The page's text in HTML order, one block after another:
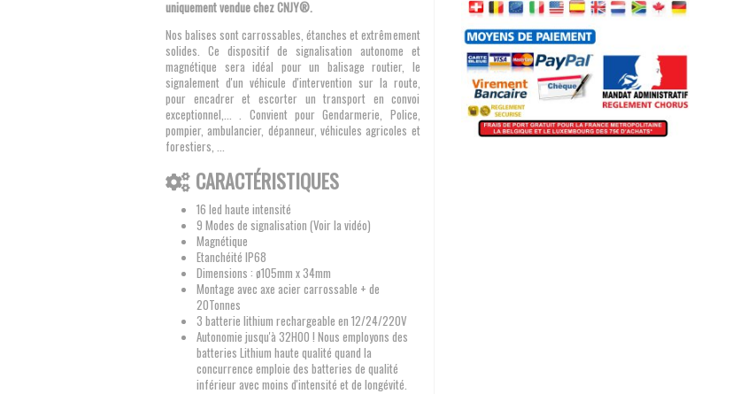
uniquement vendue chez CNJY®.
Nos balises sont carrossables, étanches et extrêmement
solides. Ce dispositif de signalisation autonome et
magnétique sera idéal pour un balisage routier, le
signalement d'un véhicule d'intervention sur la route,
pour encadrer et escorter un transport en convoi
exceptionnel,... . Convient pour Gendarmerie, Police,
pompier, ambulancier, dépanneur, véhicules agricoles et
forestiers, ...
CARACTÉRISTIQUES
16 led haute intensité
9 Modes de signalisation (Voir la vidéo)
Magnétique
Etanchéité IP68
Dimensions : ø105mm x 34mm
Montage avec axe acier carrossable + de
20Tonnes
3 batterie lithium rechargeable en 12/24/220V
Autonomie jusqu'à 32H00 ! Nous employons des
batteries Lithium haute qualité quand la
concurrence emploie des batteries de qualité
inférieur avec moins d'intensité et de longévité.